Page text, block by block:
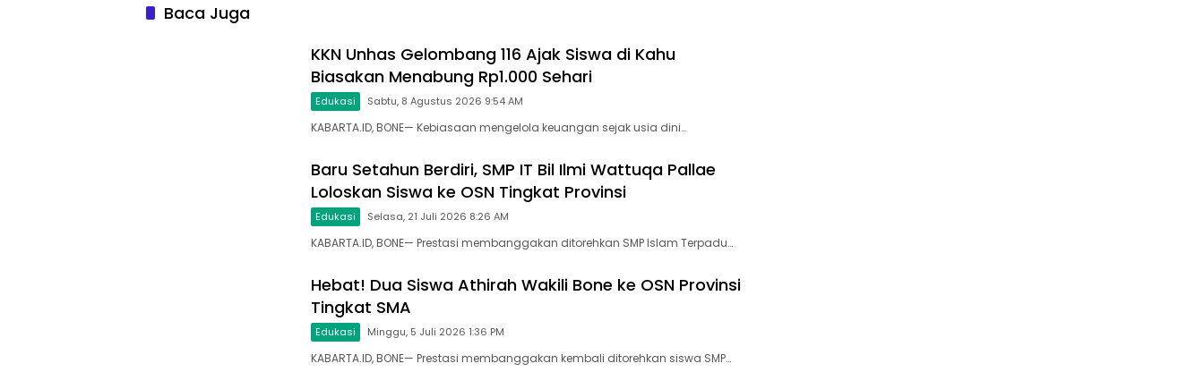
Baca Juga
KKN Unhas Gelombang 116 Ajak Siswa di Kahu
Biasakan Menabung Rp1.000 Sehari
Edukasi Sabtu, 8 Agustus 2026 9:54 AM
KABARTA.ID, BONE— Kebiasaan mengelola keuangan sejak usia dini…
Baru Setahun Berdiri, SMP IT Bil Ilmi Wattuqa Pallae
Loloskan Siswa ke OSN Tingkat Provinsi
Edukasi Selasa, 21 Juli 2026 8:26 AM
KABARTA.ID, BONE— Prestasi membanggakan ditorehkan SMP Islam Terpadu…
Hebat! Dua Siswa Athirah Wakili Bone ke OSN Provinsi
Tingkat SMA
Edukasi Minggu, 5 Juli 2026 1:36 PM
KABARTA.ID, BONE— Prestasi membanggakan kembali ditorehkan siswa SMP…